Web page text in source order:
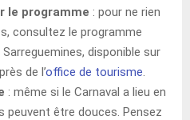
le programme : pour ne rien
consultez le programme
disponible sur
de l’office de tourisme.
: même si le Carnaval a lieu en
peuvent être douces. Pensez